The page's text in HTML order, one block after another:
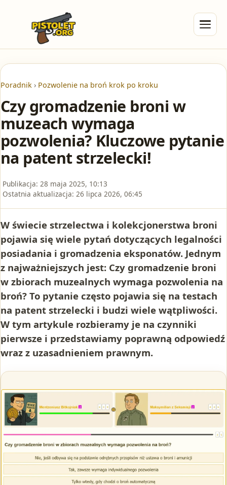
Poradnik › Pozwolenie na broń krok po kroku
Czy gromadzenie broni w
muzeach wymaga
pozwolenia? Kluczowe pytanie
na patent strzelecki!
Publikacja: 28 maja 2025, 10:13
Ostatnia aktualizacja: 26 lipca 2026, 06:45
W świecie strzelectwa i kolekcjonerstwa broni
pojawia się wiele pytań dotyczących legalności
posiadania i gromadzenia eksponatów. Jednym
z najważniejszych jest: Czy gromadzenie broni
w zbiorach muzealnych wymaga pozwolenia na
broń? To pytanie często pojawia się na testach
na patent strzelecki i budzi wiele wątpliwości.
W tym artykule rozbieramy je na czynniki
pierwsze i przedstawiamy poprawną odpowiedź
wraz z uzasadnieniem prawnym.